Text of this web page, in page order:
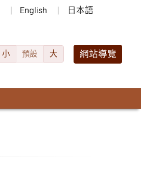
English 日本語
小 預設 大 網站導覽